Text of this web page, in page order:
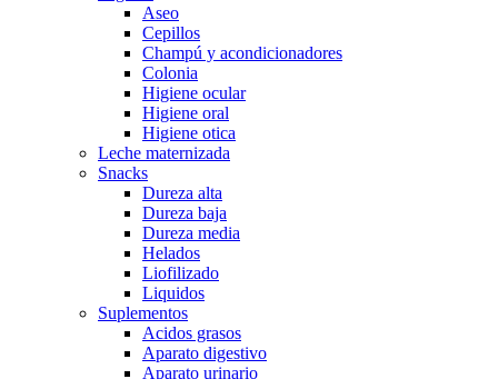
Aseo
Cepillos
Champú y acondicionadores
Colonia
Higiene ocular
Higiene oral
Higiene otica
Leche maternizada
Snacks
Dureza alta
Dureza baja
Dureza media
Helados
Liofilizado
Liquidos
Suplementos
Acidos grasos
Aparato digestivo
Aparato urinario